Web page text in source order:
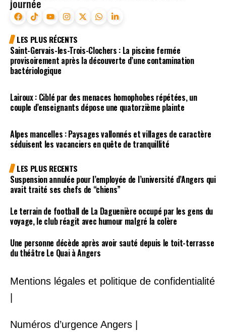
journée
LES PLUS RÉCENTS
Saint-Gervais-les-Trois-Clochers : La piscine fermée
provisoirement après la découverte d’une contamination
bactériologique
Lairoux : Ciblé par des menaces homophobes répétées, un
couple d’enseignants dépose une quatorzième plainte
Alpes mancelles : Paysages vallonnés et villages de caractère
séduisent les vacanciers en quête de tranquillité
LES PLUS RECENTS
Suspension annulée pour l’employée de l’université d’Angers qui
avait traité ses chefs de “chiens”
Le terrain de football de La Daguenière occupé par les gens du
voyage, le club réagit avec humour malgré la colère
Une personne décède après avoir sauté depuis le toit-terrasse
du théâtre Le Quai à Angers
Mentions légales et politique de confidentialité
|
Numéros d’urgence Angers |